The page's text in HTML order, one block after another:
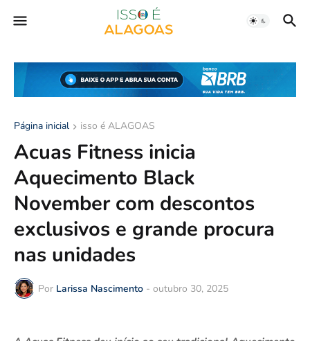
Página inicial isso é ALAGOAS
Acuas Fitness inicia
Aquecimento Black
November com descontos
exclusivos e grande procura
nas unidades
Por Larissa Nascimento - outubro 30, 2025